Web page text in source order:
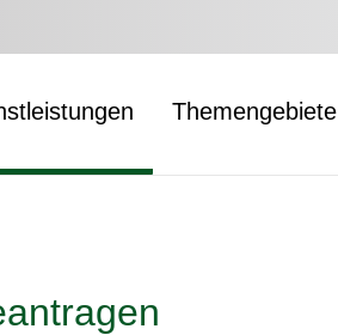
Themengebiete